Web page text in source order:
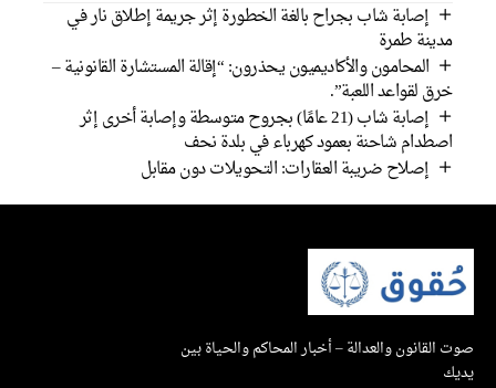
إصابة شاب بجراح بالغة الخطورة إثر جريمة إطلاق نار في
مدينة طمرة
المحامون والأكاديميون يحذرون: “إقالة المستشارة القانونية –
خرق لقواعد اللعبة”.
إصابة شاب (21 عامًا) بجروح متوسطة وإصابة أخرى إثر
اصطدام شاحنة بعمود كهرباء في بلدة نحف
إصلاح ضريبة العقارات: التحويلات دون مقابل
صوت القانون والعدالة – أخبار المحاكم والحياة بين
يديك